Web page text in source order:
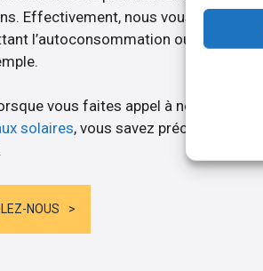
Effectivement, nous vous
l’autoconsommation ou
vous faites appel à notre
solaires, vous savez précisément
NOUS